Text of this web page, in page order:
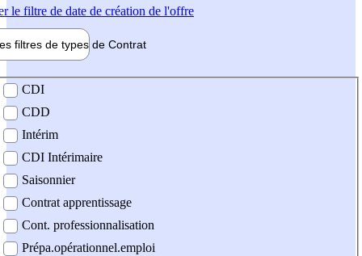
le filtre de date de création de l'offre
filtres de types de Contrat
contrat
CDI
CDD
Intérim
CDI Intérimaire
Saisonnier
Contrat apprentissage
Cont. professionnalisation
Prépa.opérationnel.emploi